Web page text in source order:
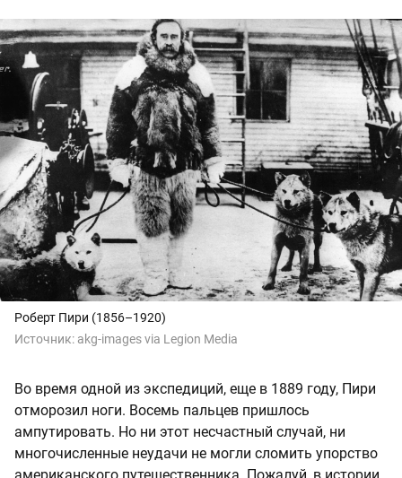
Роберт Пири (1856–1920)
Источник: akg-images via Legion Media
Во время одной из экспедиций, еще в 1889 году, Пири
отморозил ноги. Восемь пальцев пришлось
ампутировать. Но ни этот несчастный случай, ни
многочисленные неудачи не могли сломить упорство